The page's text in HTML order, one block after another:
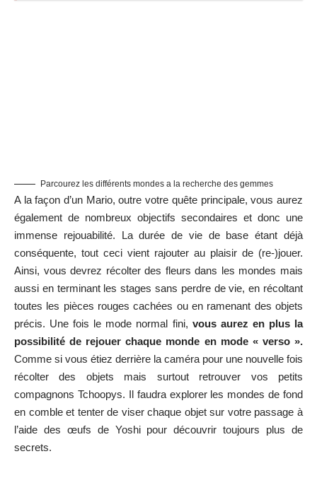
Parcourez les différents mondes a la recherche des gemmes
A la façon d’un Mario, outre votre quête principale, vous aurez
également de nombreux objectifs secondaires et donc une
immense rejouabilité. La durée de vie de base étant déjà
conséquente, tout ceci vient rajouter au plaisir de (re-)jouer.
Ainsi, vous devrez récolter des fleurs dans les mondes mais
aussi en terminant les stages sans perdre de vie, en récoltant
toutes les pièces rouges cachées ou en ramenant des objets
précis. Une fois le mode normal fini, vous aurez en plus la
possibilité de rejouer chaque monde en mode « verso ».
Comme si vous étiez derrière la caméra pour une nouvelle fois
récolter des objets mais surtout retrouver vos petits
compagnons Tchoopys. Il faudra explorer les mondes de fond
en comble et tenter de viser chaque objet sur votre passage à
l’aide des œufs de Yoshi pour découvrir toujours plus de
secrets.